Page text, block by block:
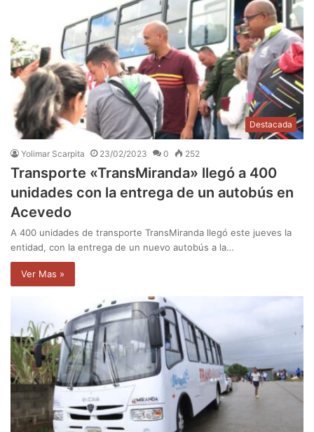
Destacada
Yolimar Scarpita 23/02/2023 0 252
Transporte «TransMiranda» llegó a 400
unidades con la entrega de un autobús en
Acevedo
A 400 unidades de transporte TransMiranda llegó este jueves la
entidad, con la entrega de un nuevo autobús a la…
Ver Mas »